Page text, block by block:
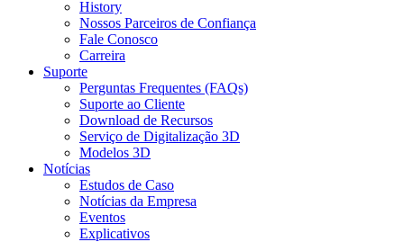
History
Nossos Parceiros de Confiança
Fale Conosco
Carreira
Suporte
Perguntas Frequentes (FAQs)
Suporte ao Cliente
Download de Recursos
Serviço de Digitalização 3D
Modelos 3D
Notícias
Estudos de Caso
Notícias da Empresa
Eventos
Explicativos